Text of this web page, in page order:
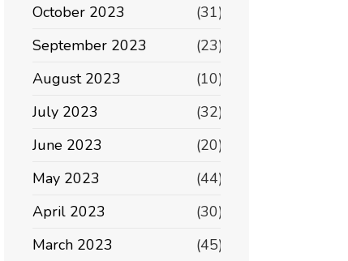
October 2023
(31)
September 2023
(23)
August 2023
(10)
July 2023
(32)
June 2023
(20)
May 2023
(44)
April 2023
(30)
March 2023
(45)